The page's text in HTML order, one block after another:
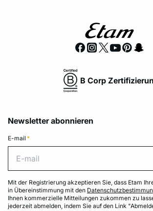
B Corp
Newsletter abonnieren
E-mail *
Mit der Registrierung akzeptieren Sie, dass Etam
in Übereinstimmung mit den
Ihnen kommerzielle Mitteilungen zukommen zu
jederzeit abmelden, indem Sie auf den Link